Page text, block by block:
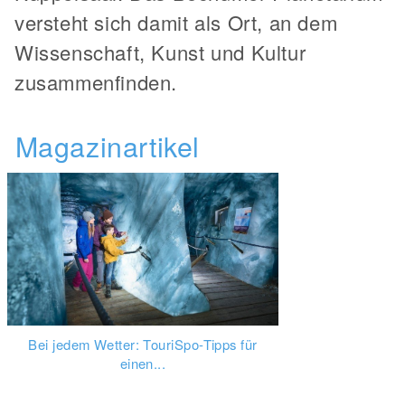
versteht sich damit als Ort, an dem
Wissenschaft, Kunst und Kultur
zusammenfinden.
Magazinartikel
Bei jedem Wetter: TouriSpo-Tipps für
einen...